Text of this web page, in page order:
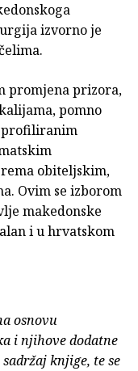
izvorno je
promjena prizora,
pomno
profiliranim
obiteljskim,
Ovim se izborom
makedonske
i u hrvatskom
osnovu
i njihove dodatne
knjige, te se